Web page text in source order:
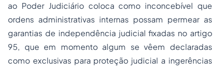
ao Poder Judiciário coloca como inconcebível que
ordens administrativas internas possam permear as
garantias de independência judicial fixadas no artigo
95, que em momento algum se vêem declaradas
como exclusivas para proteção judicial a ingerências